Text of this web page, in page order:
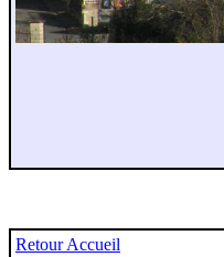
Retour Accueil